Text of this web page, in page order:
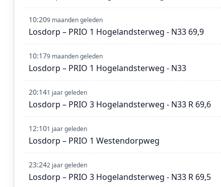
10:209 maanden geleden
Losdorp – PRIO 1 Hogelandsterweg - N33 69,9
10:179 maanden geleden
Losdorp – PRIO 1 Hogelandsterweg - N33
20:141 jaar geleden
Losdorp – PRIO 3 Hogelandsterweg - N33 R 69,6
12:101 jaar geleden
Losdorp – PRIO 1 Westendorpweg
23:242 jaar geleden
Losdorp – PRIO 3 Hogelandsterweg - N33 R 69,5